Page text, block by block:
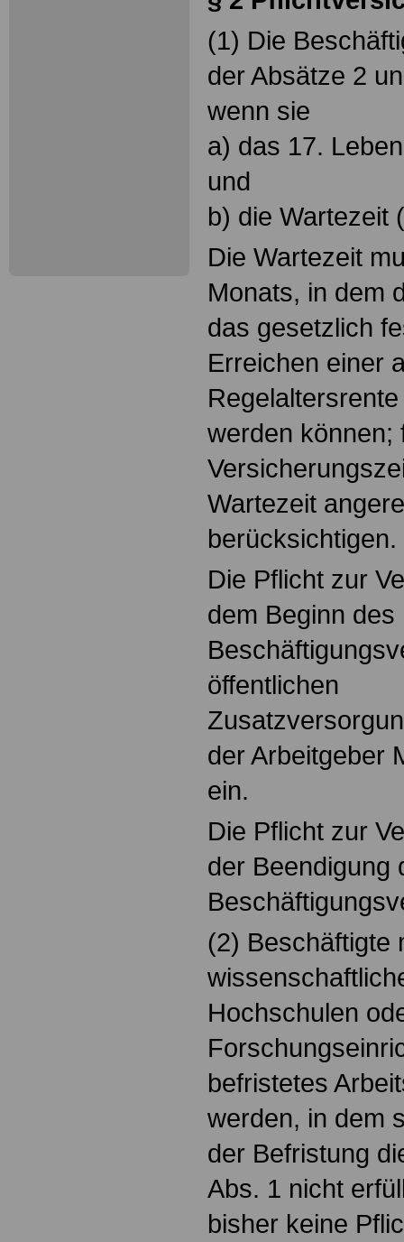
(1) Die
der Absätze 2
wenn sie
a) das 17.
und
b) die Wartezeit
Die Wartezeit
Monats, in dem
das gesetzlich
Erreichen einer
werden können;
Wartezeit
berücksichtigen.
Die Pflicht zur
dem Beginn des
öffentlichen
der Arbeitgeber
ein.
Die Pflicht zur
der Beendigung
(2) Beschäftigte
Hochschulen
befristetes
werden, in dem
der Befristung
Abs. 1 nicht
bisher keine